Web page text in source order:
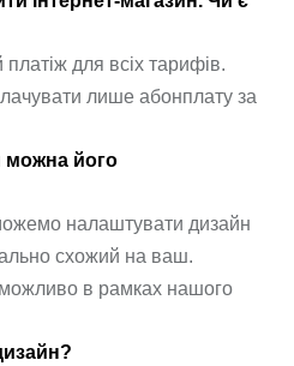
для всіх тарифів.
лише абонплату за
можна його
налаштувати дизайн
схожий на ваш.
можливо в рамках нашого